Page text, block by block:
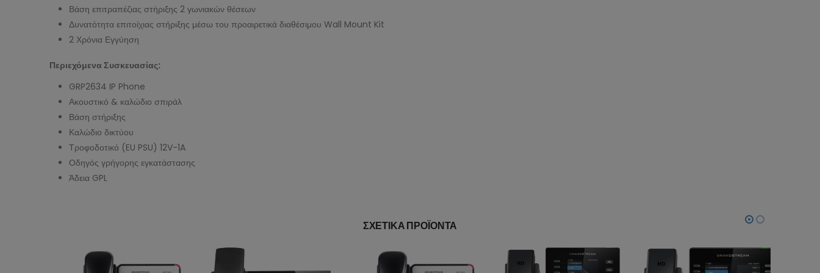
Βάση επιτραπέζιας στήριξης 2 γωνιακών θέσεων
Δυνατότητα επιτοίχιας στήριξης μέσω του προαιρετικά διαθέσιμου Wall Mount Kit
2 Χρόνια Εγγύηση
Περιεχόμενα Συσκευασίας:
GRP2634 IP Phone
Ακουστικό & καλώδιο σπιράλ
Βάση στήριξης
Καλώδιο δικτύου
Τροφοδοτικό (EU PSU) 12V-1A
Οδηγός γρήγορης εγκατάστασης
Άδεια GPL
ΣΧΕΤΙΚΆ ΠΡΟΪΌΝΤΑ